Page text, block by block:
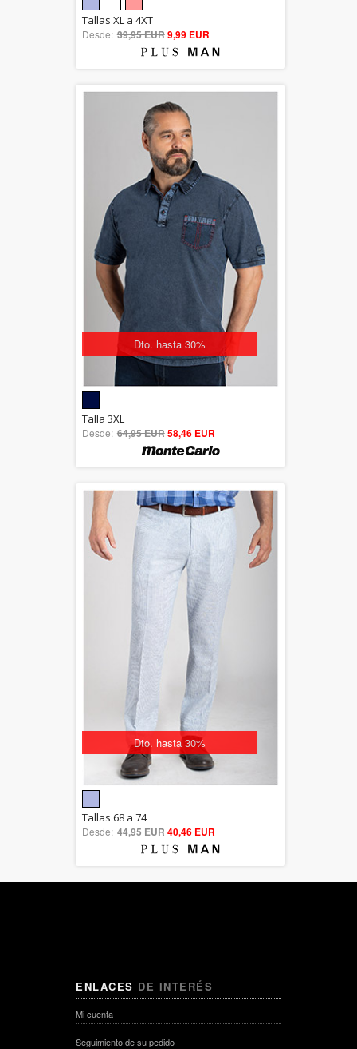
5.00
out of 5
Tallas XL a 4XT
Desde: 39,95 EUR9,99 EUR
Dto. hasta 30%
out of 5
Talla 3XL
Desde: 64,95 EUR58,46 EUR
Dto. hasta 30%
out of 5
Tallas 68 a 74
Desde: 44,95 EUR40,46 EUR
ENLACES DE INTERÉS
Mi cuenta
Seguimiento de su pedido